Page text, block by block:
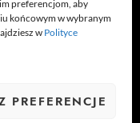
preferencjom, aby
końcowym w wybranym
w Polityce
PREFERENCJE
na ciekawe